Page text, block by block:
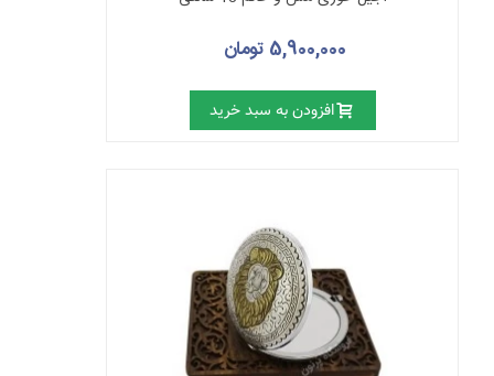
5,900,000 تومان
افزودن به سبد خرید